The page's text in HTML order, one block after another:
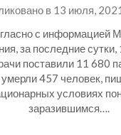
в 13 июля, 2021
с информацией
за последние сутки,
поставили 11 680
457 человек,
условиях
заразившимся….